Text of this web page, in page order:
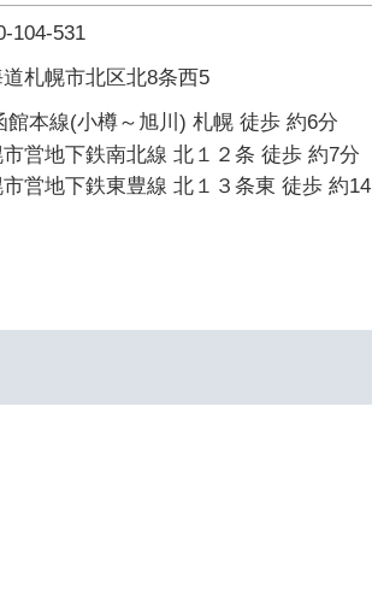
104-531
札幌市北区北8条西5
館本線(小樽～旭川) 札幌 徒歩 約6分
営地下鉄南北線 北１２条 徒歩 約7分
営地下鉄東豊線 北１３条東 徒歩 約14